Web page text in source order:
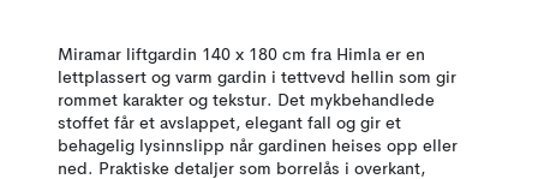
Miramar liftgardin 140 x 180 cm fra Himla er en
lettplassert og varm gardin i tettvevd hellin som gir
rommet karakter og tekstur. Det mykbehandlede
stoffet får et avslappet, elegant fall og gir et
behagelig lysinnslipp når gardinen heises opp eller
ned. Praktiske detaljer som borrelås i overkant,